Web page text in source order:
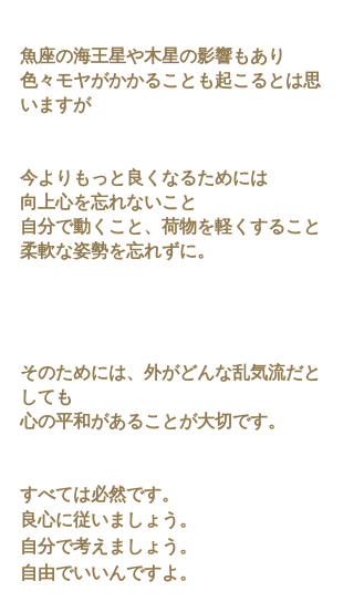
魚座の海王星や木星の影響もあり
色々モヤがかかることも起こるとは思
いますが
今よりもっと良くなるためには
向上心を忘れないこと
自分で動くこと、荷物を軽くすること
柔軟な姿勢を忘れずに。
そのためには、外がどんな乱気流だと
しても
心の平和があることが大切です。
すべては必然です。
良心に従いましょう。
自分で考えましょう。
自由でいいんですよ。